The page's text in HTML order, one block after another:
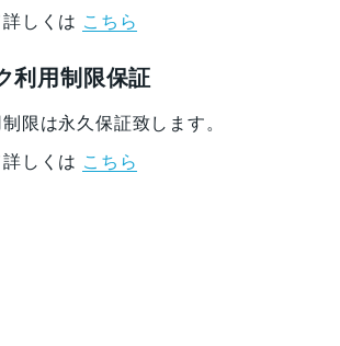
しくは こちら
利用制限保証
限は永久保証致します。
しくは こちら